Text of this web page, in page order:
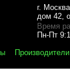
г. Москва
дом 42,
Время
Пн-Пт
Производители